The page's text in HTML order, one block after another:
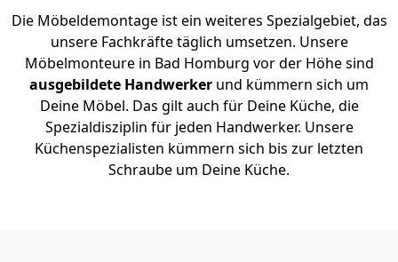
Die Möbeldemontage ist ein weiteres Spezialgebiet, das
unsere Fachkräfte täglich umsetzen. Unsere
Möbelmonteure in Bad Homburg vor der Höhe sind
ausgebildete Handwerker und kümmern sich um
Deine Möbel. Das gilt auch für Deine Küche, die
Spezialdisziplin für jeden Handwerker. Unsere
Küchenspezialisten kümmern sich bis zur letzten
Schraube um Deine Küche.